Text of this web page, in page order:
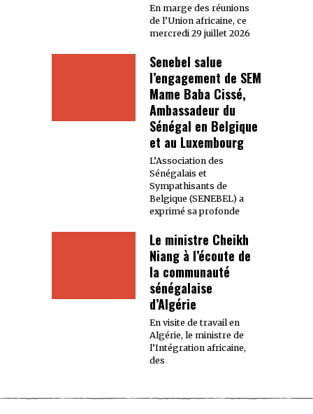
En marge des réunions
de l’Union africaine, ce
mercredi 29 juillet 2026
Senebel salue
l’engagement de SEM
Mame Baba Cissé,
Ambassadeur du
Sénégal en Belgique
et au Luxembourg
L’Association des
Sénégalais et
Sympathisants de
Belgique (SENEBEL) a
exprimé sa profonde
Le ministre Cheikh
Niang à l’écoute de
la communauté
sénégalaise
d’Algérie
En visite de travail en
Algérie, le ministre de
l’Intégration africaine,
des